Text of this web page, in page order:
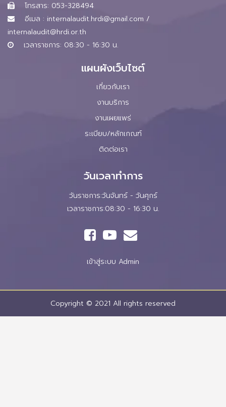
โทรสาร: 053-328494
อีเมล : internalaudit.hrdi@gmail.com /
internalaudit@hrdi.or.th
เวลาราชการ: 08:30 - 16:30 น.
แผนผังเว็บไซต์
เกี่ยวกับเรา
งานบริการ
งานเผยแพร่
ระเบียบ/หลักเกณฑ์
ติดต่อเรา
วันเวลาทำการ
วันราชการ:วันจันทร์ - วันศุกร์
เวลาราชการ:08:30 - 16:30 น.
เข้าสู่ระบบ Admin
Copyright © 2021 All rights reserved